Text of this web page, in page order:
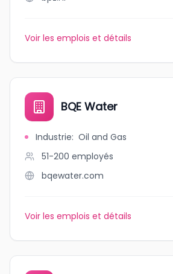
Voir les emplois et détails
BQE Water
Industrie: Oil and Gas
51-200 employés
bqewater.com
Voir les emplois et détails